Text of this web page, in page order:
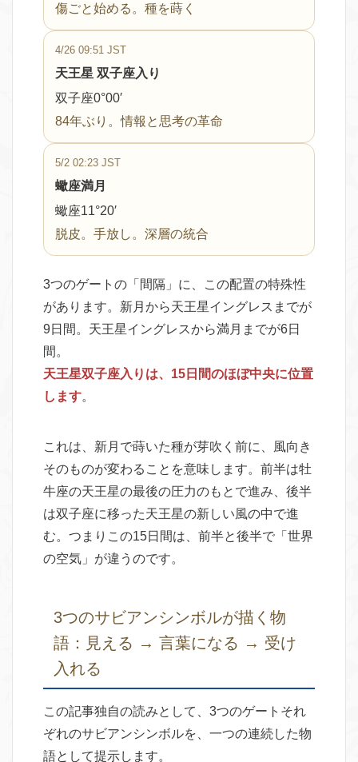
傷ごと始める。種を蒔く
4/26 09:51 JST
天王星 双子座入り
双子座0°00′
84年ぶり。情報と思考の革命
5/2 02:23 JST
蠍座満月
蠍座11°20′
脱皮。手放し。深層の統合
3つのゲートの「間隔」に、この配置の特殊性
があります。新月から天王星イングレスまでが
9日間。天王星イングレスから満月までが6日
間。
天王星双子座入りは、15日間のほぼ中央に位置
します。
これは、新月で蒔いた種が芽吹く前に、風向き
そのものが変わることを意味します。前半は牡
牛座の天王星の最後の圧力のもとで進み、後半
は双子座に移った天王星の新しい風の中で進
む。つまりこの15日間は、前半と後半で「世界
の空気」が違うのです。
3つのサビアンシンボルが描く物
語：見える → 言葉になる → 受け
入れる
この記事独自の読みとして、3つのゲートそれ
ぞれのサビアンシンボルを、一つの連続した物
語として提示します。